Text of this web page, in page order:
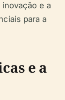
e a
para a
e a